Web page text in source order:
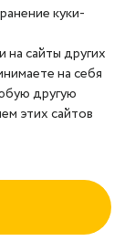
куки-
сайты других
на себя
другую
этих сайтов